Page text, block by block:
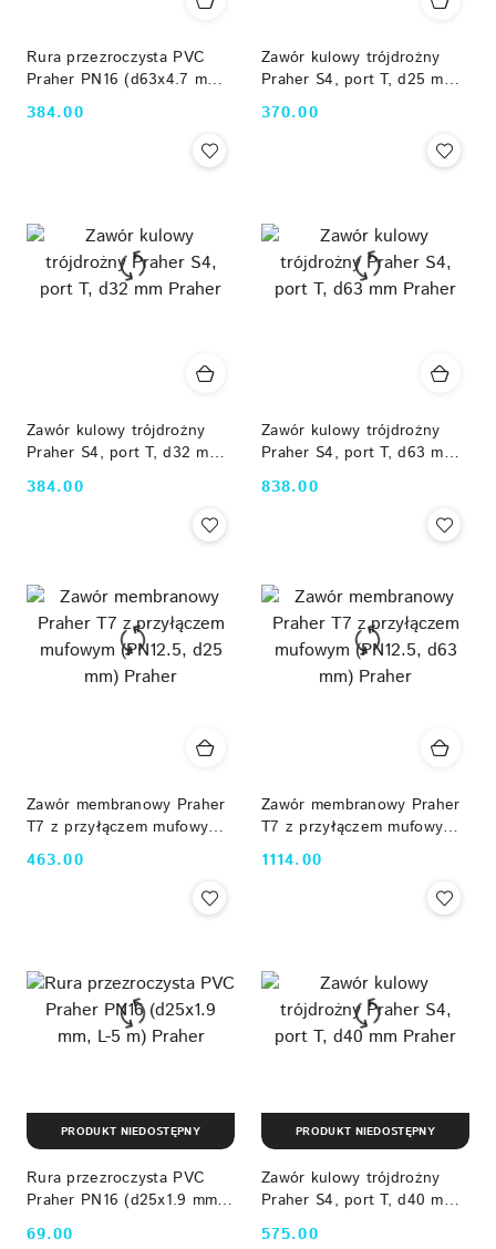
Rura przezroczysta PVC
Praher PN16 (d63x4.7 mm,
L-5 m) Praher
Cena:
384.00
Zawór kulowy trójdrożny
Praher S4, port T, d25 mm
Praher
Cena:
370.00
Zawór kulowy trójdrożny
Praher S4, port T, d32 mm
Praher
Cena:
384.00
Zawór kulowy trójdrożny
Praher S4, port T, d63 mm
Praher
Cena:
838.00
Zawór membranowy Praher
T7 z przyłączem mufowym
(PN12.5, d25 mm) Praher
Cena:
463.00
Zawór membranowy Praher
T7 z przyłączem mufowym
(PN12.5, d63 mm) Praher
Cena:
1114.00
Rura przezroczysta PVC
Praher PN16 (d25x1.9 mm,
L-5 m) Praher
69.00
PRODUKT NIEDOSTĘPNY
Zawór kulowy trójdrożny
Praher S4, port T, d40 mm
Praher
575.00
PRODUKT NIEDOSTĘPNY